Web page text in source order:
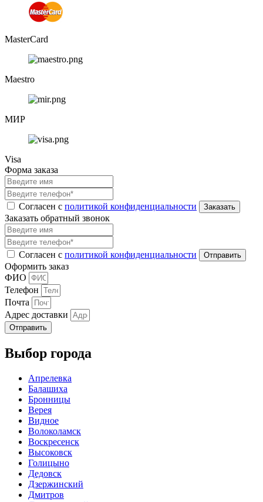
MasterCard
Maestro
МИР
Visa
Форма заказа
Согласен с политикой конфиденциальности
Заказать обратный звонок
Согласен с политикой конфиденциальности
Оформить заказ
ФИО
Телефон
Почта
Адрес доставки
Отправить
Выбор города
Апрелевка
Балашиха
Бронницы
Верея
Видное
Волоколамск
Воскресенск
Высоковск
Голицыно
Дедовск
Дзержинский
Дмитров